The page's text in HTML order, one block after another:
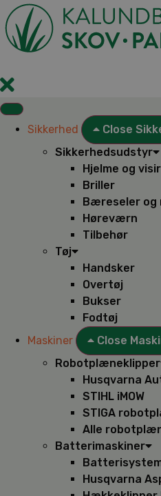
Videre
til
indhold
Sikkerhed Close
Sikkerhedsudstyr
Hjelme og
Briller
Bæreseler og
Høreværn
Tilbehør
Tøj
Handsker
Overtøj
Bukser
Fodtøj
Maskiner
Close
Robotplæneklipper
Husqvarna
STIHL iMOW
STIGA
Alle
Batterimaskiner
Husqvarna